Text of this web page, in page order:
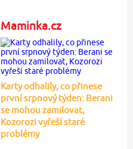
Maminka.cz
Karty odhalily, co přinese
první srpnový týden: Berani
se mohou zamilovat,
Kozorozi vyřeší staré
problémy